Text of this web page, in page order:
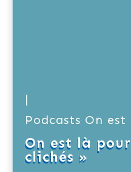
|
Podcasts On
On est là
clichés »